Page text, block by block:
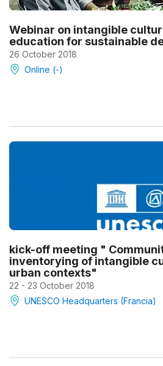
Webinar on intangible
education for sustainable
26 October 2018
Online (-)
kick-off meeting "
inventorying of intangible
urban contexts"
22 - 23 October 2018
UNESCO Headquarters (Francia)